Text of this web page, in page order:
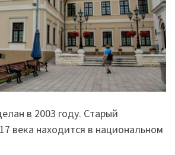
в 2003 году. Старый
века находится в национальном